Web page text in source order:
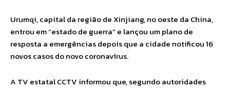
Urumqi, capital da região de Xinjiang, no oeste da China,
entrou em “estado de guerra” e lançou um plano de
resposta a emergências depois que a cidade notificou 16
novos casos do novo coronavírus.
A TV estatal CCTV informou que, segundo autoridades